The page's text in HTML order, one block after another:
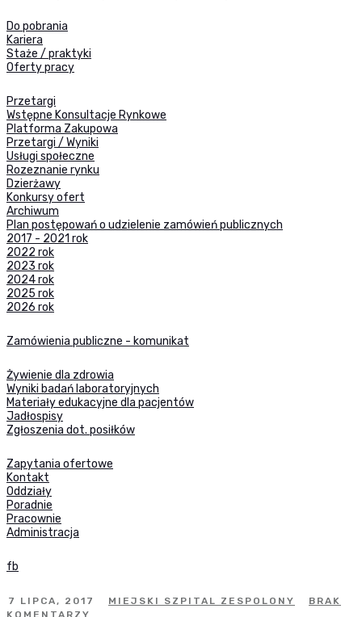
Do pobrania
Kariera
Staże / praktyki
Oferty pracy
Przetargi
Wstępne Konsultacje Rynkowe
Platforma Zakupowa
Przetargi / Wyniki
Usługi społeczne
Rozeznanie rynku
Dzierżawy
Konkursy ofert
Archiwum
Plan postępowań o udzielenie zamówień publicznych
2017 - 2021 rok
2022 rok
2023 rok
2024 rok
2025 rok
2026 rok
Zamówienia publiczne - komunikat
Żywienie dla zdrowia
Wyniki badań laboratoryjnych
Materiały edukacyjne dla pacjentów
Jadłospisy
Zgłoszenia dot. posiłków
Zapytania ofertowe
Kontakt
Oddziały
Poradnie
Pracownie
Administracja
fb
7 LIPCA, 2017 MIEJSKI SZPITAL ZESPOLONY
BRAK
KOMENTARZY